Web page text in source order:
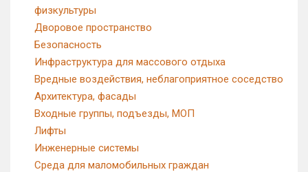
физкультуры
Дворовое пространство
Безопасность
Инфраструктура для массового отдыха
Вредные воздействия, неблагоприятное соседство
Архитектура, фасады
Входные группы, подъезды, МОП
Лифты
Инженерные системы
Среда для маломобильных граждан